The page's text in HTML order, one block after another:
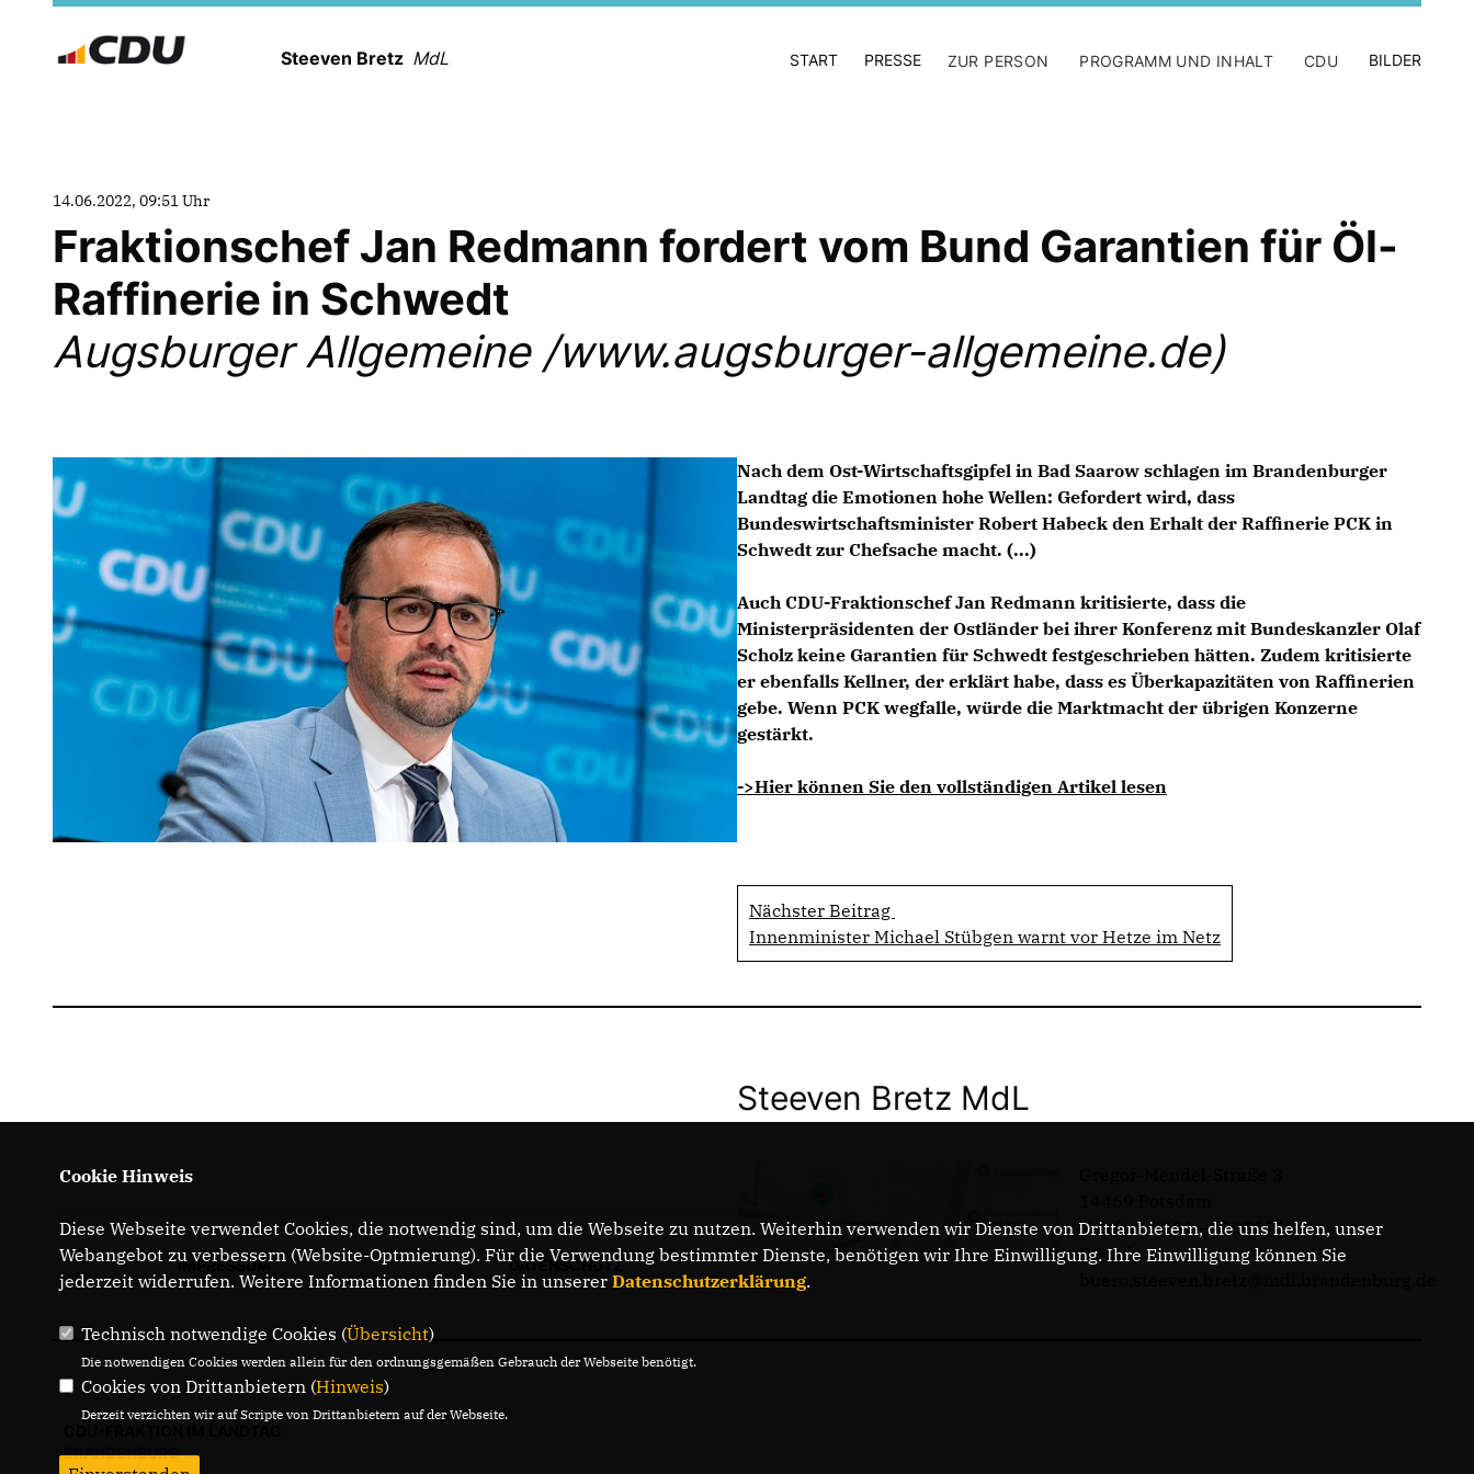
Steeven Bretz MdL START PRESSE ZUR PERSON PROGRAMM UND INHALT CDU BILDER
14.06.2022, 09:51 Uhr
Fraktionschef Jan Redmann fordert vom Bund Garantien für Öl-
Raffinerie in Schwedt
Augsburger Allgemeine /www.augsburger-allgemeine.de)
Nach dem Ost-Wirtschaftsgipfel in Bad Saarow schlagen im Brandenburger
Landtag die Emotionen hohe Wellen: Gefordert wird, dass
Bundeswirtschaftsminister Robert Habeck den Erhalt der Raffinerie PCK in
Schwedt zur Chefsache macht. (...)
Auch CDU-FraktionschefJan Redmann kritisierte, dass die
Ministerpräsidenten der Ostländer bei ihrer Konferenz mit Bundeskanzler Olaf
Scholz keine Garantien für Schwedt festgeschrieben hätten. Zudem kritisierte
er ebenfalls Kellner, der erklärt habe, dass es Überkapazitäten von Raffinerien
gebe. Wenn PCK wegfalle, würde die Marktmacht der übrigen Konzerne
gestärkt.
->Hier können Sie den vollständigen Artikel lesen
Nächster Beitrag
Innenminister Michael Stübgen warnt vor Hetze im Netz
IMPRESSUM DATENSCHUTZ
Steeven Bretz MdL
Telefon: 0331 - 20085713
E-Mail:
BRANDENBURG
Cookie Hinweis
Diese Webseite verwendet Cookies, die notwendig sind, um die Webseite zu nutzen. Weiterhin verwenden wir Dienste von Drittanbietern, die uns helfen, unser
Webangebot zu verbessern (Website-Optmierung). Für die Verwendung bestimmter Dienste, benötigen wir Ihre Einwilligung. Ihre Einwilligung können Sie
jederzeit widerrufen. Weitere Informationen finden Sie in unserer Datenschutzerklärung.
Technisch notwendige Cookies (Übersicht)
Die notwendigen Cookies werden allein für den ordnungsgemäßen Gebrauch der Webseite benötigt.
Cookies von Drittanbietern (Hinweis)
Derzeit verzichten wir auf Scripte von Drittanbietern auf der Webseite.